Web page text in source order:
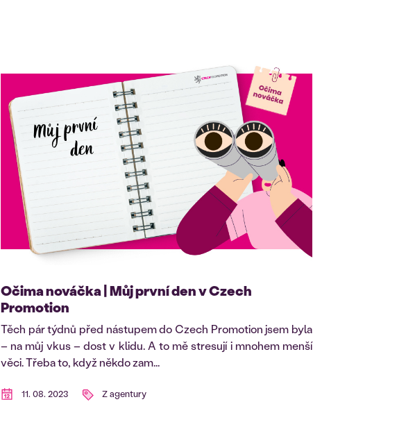
Očima nováčka | Můj první den v Czech
Promotion
Těch pár týdnů před nástupem do Czech Promotion jsem byla
– na můj vkus – dost v klidu. A to mě stresují i mnohem menší
věci. Třeba to, když někdo zam...
11. 08. 2023 Z agentury